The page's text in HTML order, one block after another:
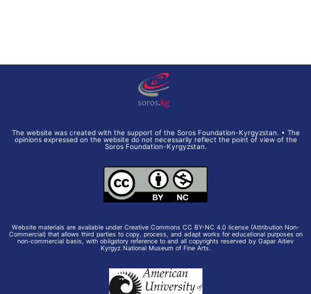
The website was created with the support of the Soros Foundation-Kyrgyzstan. • The
opinions expressed on the website do not necessarily reflect the point of view of the
Soros Foundation-Kyrgyzstan.
Website materials are available under Creative Commons CC BY-NC 4.0 license (Attribution Non-
Commercial) that allows third parties to copy, process, and adapt works for educational purposes on
non-commercial basis, with obligatory reference to and all copyrights reserved by Gapar Aitiev
Kyrgyz National Museum of Fine Arts.